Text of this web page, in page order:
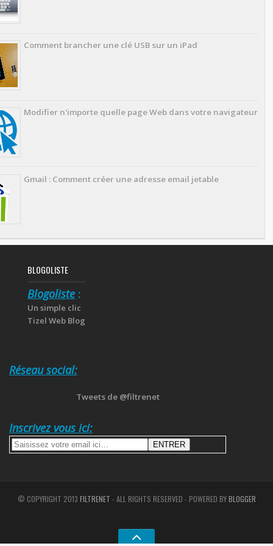
Comment brancher une clé USB sur un iPad
Modifier n'importe quelle page Web dans votre navigateur
Gmail : Comment créer une adresse email jetable
BLOGOLISTE
Blogoliste :
Un simple clic
Tizel Web Blog
Réseau social:
Tweets de @filtrenet
Inscrivez vous ici:
© COPYRIGHT 2013 FILTRENET - ALL RIGHTS RESERVED - POWERED BYBLOGGER